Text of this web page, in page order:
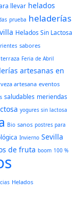
llevar helados
prueba heladerías
Helados Sin Lactosa
sabores
terraza Feria de Abril
artesanas en
artesana eventos
saludables meriendas
yogures sin lactosa
Bio sanos postres para
Invierno Sevilla
de fruta boom 100 %
Helados